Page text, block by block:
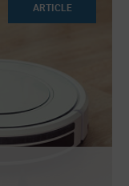
ARTICLE